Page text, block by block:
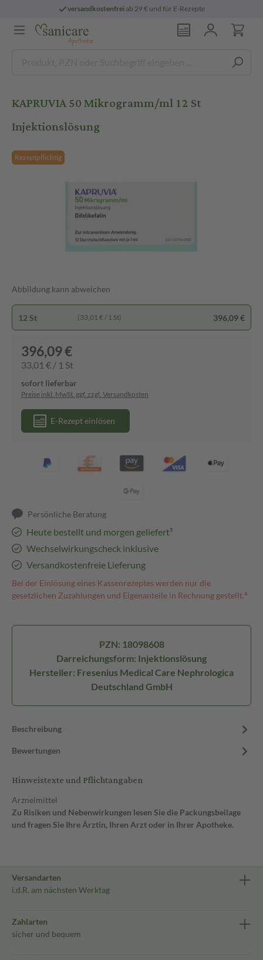
versandkostenfreiab 29 € und für E-Rezepte
KAPRUVIA 50 Mikrogramm/ml 12 St
Injektionslösung
Rezeptpflichtig
Abbildung kann abweichen
12 St (33,01 € / 1 St) 396,09 €
396,09 €
33,01 € / 1 St
sofort lieferbar
Preise inkl. MwSt. ggf. zzgl. Versandkosten
E-Rezept einlösen
Persönliche Beratung
Heute bestellt und morgen geliefert³
Wechselwirkungscheck inklusive
Versandkostenfreie Lieferung
Bei der Einlösung eines Kassenrezeptes werden nur die
gesetzlichen Zuzahlungen und Eigenanteile in Rechnung gestellt.⁴
PZN: 18098608
Darreichungsform: Injektionslösung
Hersteller: Fresenius Medical Care Nephrologica
Deutschland GmbH
Beschreibung
Bewertungen
Hinweistexte und Pflichtangaben
Arzneimittel
Zu Risiken und Nebenwirkungen lesen Sie die Packungsbeilage
und fragen Sie Ihre Ärztin, Ihren Arzt oder in Ihrer Apotheke.
Versandarten
i.d.R. am nächsten Werktag
Zahlarten
sicher und bequem